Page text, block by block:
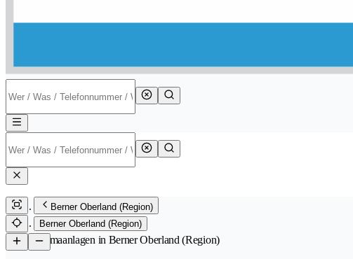
Berner Oberland (Region)
Berner Oberland (Region)
/Klimaanlagen in Berner Oberland (Region)